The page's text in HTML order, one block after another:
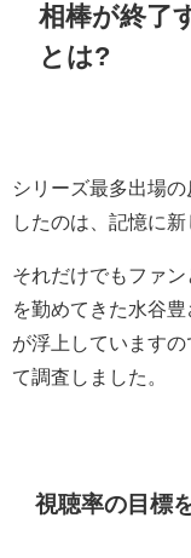
相棒が終了
とは?
シリーズ最多出場
したのは、記憶に新
それだけでもファ
を勤めてきた水谷
が浮上しています
て調査しました。
視聴率の目標